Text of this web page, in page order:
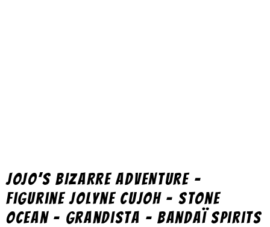
JOJO’S BIZARRE ADVENTURE –
Figurine Jolyne Cujoh – Stone
Ocean – Grandista – Bandaï Spirits